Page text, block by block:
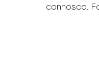
connosco.